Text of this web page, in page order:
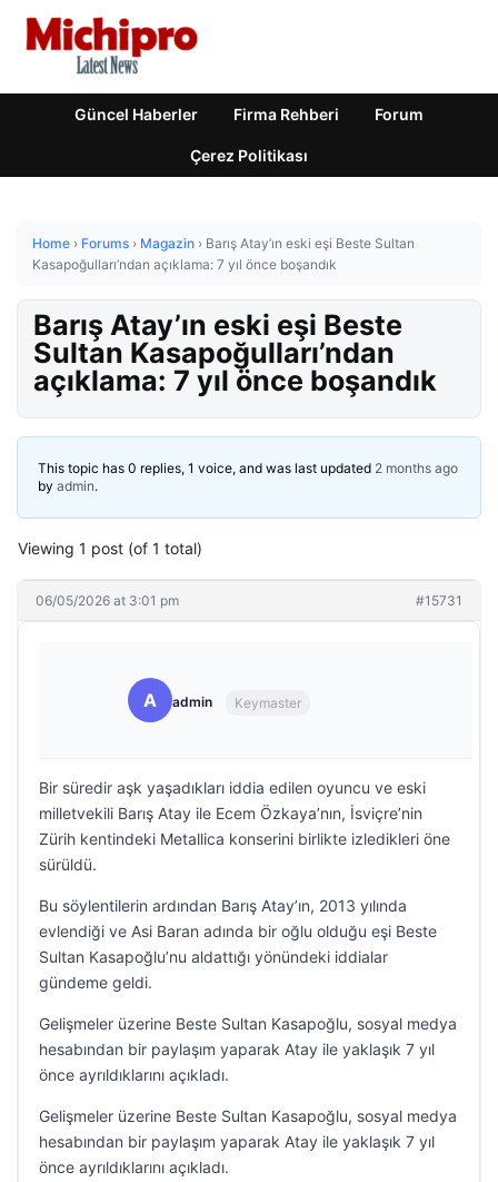
Güncel Haberler Firma Rehberi Forum
Çerez Politikası
Home › Forums › Magazin › Barış Atay’ın eski eşi Beste Sultan
Kasapoğulları’ndan açıklama: 7 yıl önce boşandık
Barış Atay’ın eski eşi Beste
Sultan Kasapoğulları’ndan
açıklama: 7 yıl önce boşandık
This topic has 0 replies, 1 voice, and was last updated 2 months ago
by admin.
Viewing 1 post (of 1 total)
06/05/2026 at 3:01 pm #15731
A admin Keymaster
Bir süredir aşk yaşadıkları iddia edilen oyuncu ve eski
milletvekili Barış Atay ile Ecem Özkaya’nın, İsviçre’nin
Zürih kentindeki Metallica konserini birlikte izledikleri öne
sürüldü.
Bu söylentilerin ardından Barış Atay’ın, 2013 yılında
evlendiği ve Asi Baran adında bir oğlu olduğu eşi Beste
Sultan Kasapoğlu’nu aldattığı yönündeki iddialar
gündeme geldi.
Gelişmeler üzerine Beste Sultan Kasapoğlu, sosyal medya
hesabından bir paylaşım yaparak Atay ile yaklaşık 7 yıl
önce ayrıldıklarını açıkladı.
Gelişmeler üzerine Beste Sultan Kasapoğlu, sosyal medya
hesabından bir paylaşım yaparak Atay ile yaklaşık 7 yıl
önce ayrıldıklarını açıkladı.